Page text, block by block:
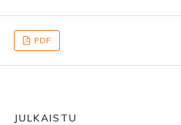
PDF
JULKAISTU